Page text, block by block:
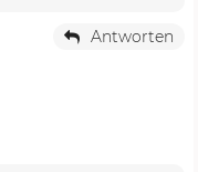
Antworten